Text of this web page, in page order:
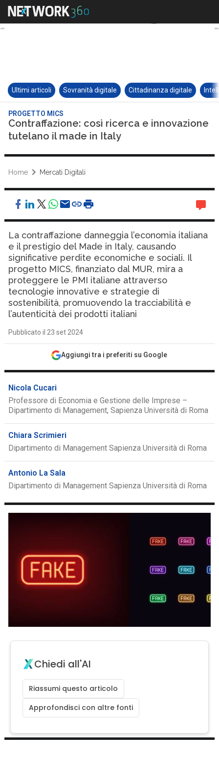
Ultimi articoli Sovranità digitale Cittadinanza digitale
PROGETTO MICS
Contraffazione: così ricerca e innovazione
tutelano il made in Italy
Home Mercati Digitali
La contraffazione danneggia l’economia italiana
e il prestigio del Made in Italy, causando
significative perdite economiche e sociali. Il
progetto MICS, finanziato dal MUR, mira a
proteggere le PMI italiane attraverso
tecnologie innovative e strategie di
sostenibilità, promuovendo la tracciabilità e
l’autenticità dei prodotti italiani
Pubblicato il 23 set 2024
Aggiungi tra i preferiti su Google
Nicola Cucari
Professore di Economia e Gestione delle Imprese –
Dipartimento di Management, Sapienza Università di Roma
Chiara Scrimieri
Dipartimento di Management Sapienza Università di Roma
Antonio La Sala
Dipartimento di Management Sapienza Università di Roma
Chiedi all'AI
Riassumi questo articolo
Approfondisci con altre fonti